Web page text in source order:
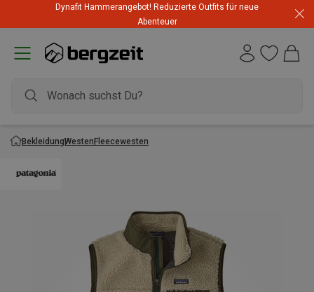
Dynafit Hammerangebot! Reduzierte Outfits für neue
Abenteuer
BekleidungWestenFleecewesten